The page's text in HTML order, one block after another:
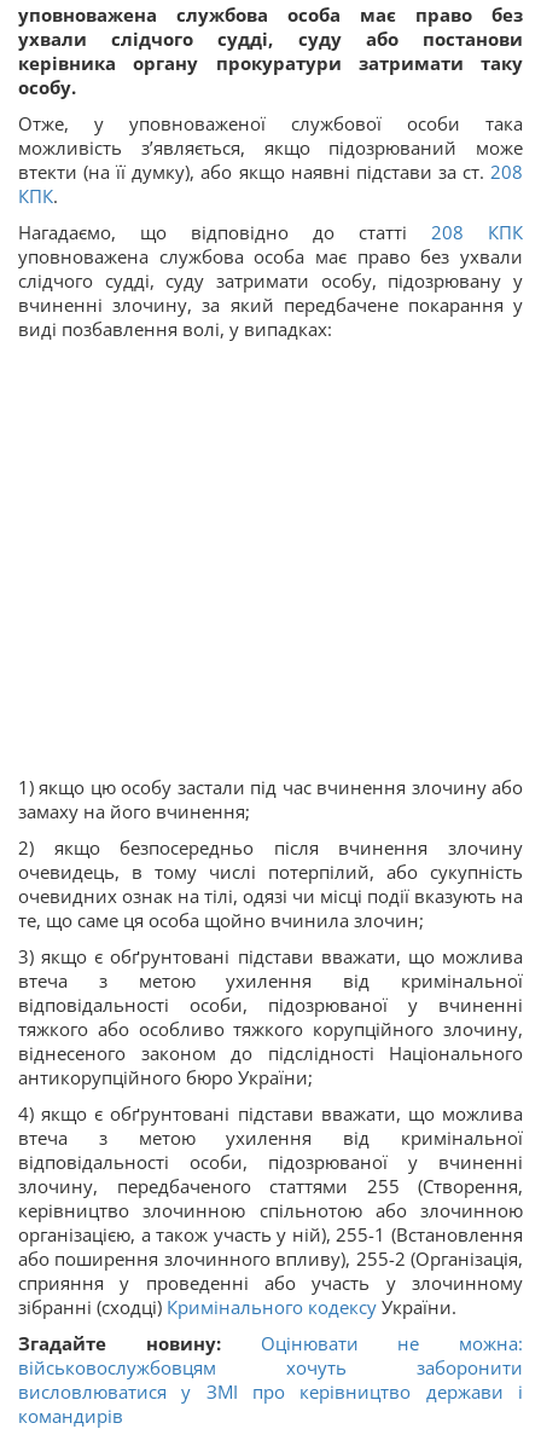
уповноважена службова особа має право без
ухвали слідчого судді, суду або постанови
керівника органу прокуратури затримати таку
особу.
Отже, у уповноваженої службової особи така
можливість з’являється, якщо підозрюваний може
втекти (на її думку), або якщо наявні підстави за ст. 208
КПК.
Нагадаємо, що відповідно до статті 208 КПК
уповноважена службова особа має право без ухвали
слідчого судді, суду затримати особу, підозрювану у
вчиненні злочину, за який передбачене покарання у
виді позбавлення волі, у випадках:
1) якщо цю особу застали під час вчинення злочину або
замаху на його вчинення;
2) якщо безпосередньо після вчинення злочину
очевидець, в тому числі потерпілий, або сукупність
очевидних ознак на тілі, одязі чи місці події вказують на
те, що саме ця особа щойно вчинила злочин;
3) якщо є обґрунтовані підстави вважати, що можлива
втеча з метою ухилення від кримінальної
відповідальності особи, підозрюваної у вчиненні
тяжкого або особливо тяжкого корупційного злочину,
віднесеного законом до підслідності Національного
антикорупційного бюро України;
4) якщо є обґрунтовані підстави вважати, що можлива
втеча з метою ухилення від кримінальної
відповідальності особи, підозрюваної у вчиненні
злочину, передбаченого статтями 255 (Створення,
керівництво злочинною спільнотою або злочинною
організацією, а також участь у ній), 255-1 (Встановлення
або поширення злочинного впливу), 255-2 (Організація,
сприяння у проведенні або участь у злочинному
зібранні (сходці) Кримінального кодексу України.
Згадайте новину: Оцінювати не можна:
військовослужбовцям хочуть заборонити
висловлюватися у ЗМІ про керівництво держави і
командирів